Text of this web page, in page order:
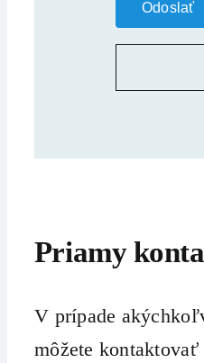
Priamy
V prípade
môžete